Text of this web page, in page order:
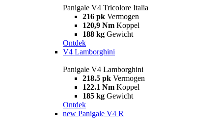
Panigale V4 Tricolore Italia
216 pk Vermogen
120,9 Nm Koppel
188 kg Gewicht
Ontdek
V4 Lamborghini
Panigale V4 Lamborghini
218.5 pk Vermogen
122.1 Nm Koppel
185 kg Gewicht
Ontdek
new Panigale V4 R